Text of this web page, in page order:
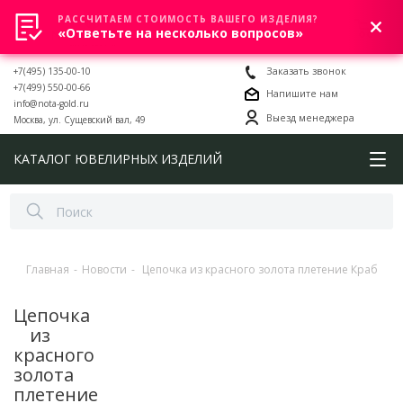
0
+7(495) 135-00-10
+7(499) 550-00-66
info@nota-gold.ru
Москва, ул. Сущевский вал, 49
Заказать звонок
Напишите нам
Выезд менеджера
КАТАЛОГ ЮВЕЛИРНЫХ ИЗДЕЛИЙ
Главная - Новости - Цепочка из красного золота плетение Краб
Цепочка
из
красного
золота
плетение
РАССЧИТАЕМ СТОИМОСТЬ ВАШЕГО ИЗДЕЛИЯ?
«Ответьте на несколько вопросов»